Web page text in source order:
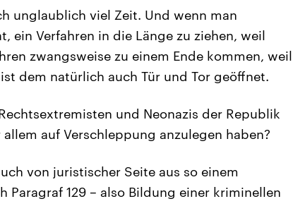
unglaublich viel Zeit. Und wenn man
ein Verfahren in die Länge zu ziehen, weil
zwangsweise zu einem Ende kommen, weil
dem natürlich auch Tür und Tor geöffnet.
und Neonazis der Republik
auf Verschleppung anzulegen haben?
von juristischer Seite aus so einem
129 – also Bildung einer kriminellen